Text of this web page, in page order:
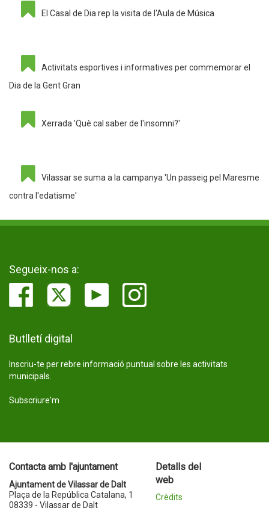
El Casal de Dia rep la visita de l'Aula de Música
Activitats esportives i informatives per commemorar el
Dia de la Gent Gran
Xerrada 'Què cal saber de l'insomni?'
Vilassar se suma a la campanya 'Un passeig pel Maresme
contra l'edatisme'
Segueix-nos a:
Butlletí digital
Inscriu-te per rebre informació puntual sobre les activitats
municipals.
Subscriure'm
Contacta amb l'ajuntament
Ajuntament de Vilassar de Dalt
Plaça de la República Catalana, 1
08339 - Vilassar de Dalt
Detalls del
web
Crèdits